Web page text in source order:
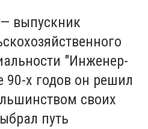
выпускник
"Инженер-
90-х годов он решил
своих
путь